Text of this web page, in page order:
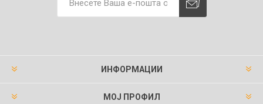
ИНФОРМАЦИИ
МОЈ ПРОФИЛ